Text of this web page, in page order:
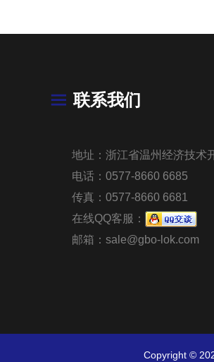
联系我们
地址：浙江省温州经济技术
电话： 0577-8660 6685
传真： 0577-8660 6681
在线QQ客服：
邮箱： sale@gbo-lok.com
Copyright ©